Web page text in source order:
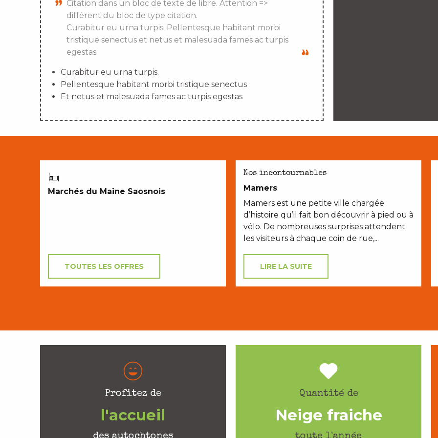
Citation dans un bloc de texte de libre. Attention =>
différent du bloc de type citation.
Curabitur eu urna turpis. Pellentesque habitant morbi
tristique senectus et netus et malesuada fames ac turpis
egestas.
Curabitur eu urna turpis.
Pellentesque habitant morbi tristique senectus
Et netus et malesuada fames ac turpis egestas
Marchés du Maine Saosnois
TOUTES LES OFFRES
EN COUPLE
Nos incontournables
Mamers
Mamers est une petite ville chargée
d’histoire qu’il fait bon découvrir à pied ou à
vélo. De nombreuses surprises attendent
les visiteurs à chaque coin de rue,...
LIRE LA SUITE
Profitez de
l'accueil
Quantité de
Neige fraiche